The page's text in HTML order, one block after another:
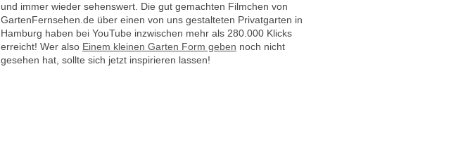
und immer wieder sehenswert. Die gut gemachten Filmchen von
GartenFernsehen.de über einen von uns gestalteten Privatgarten in
Hamburg haben bei YouTube inzwischen mehr als 280.000 Klicks
erreicht! Wer also Einem kleinen Garten Form geben noch nicht
gesehen hat, sollte sich jetzt inspirieren lassen!